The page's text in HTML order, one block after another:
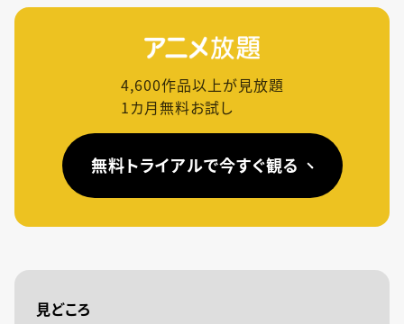
4,600作品以上が見放題
1カ月無料お試し
無料トライアルで今すぐ観る
見どころ